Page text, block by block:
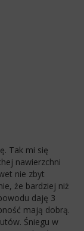
Tak mi się
nawierzchni
nie zbyt
że bardziej niż
daję 3
mają dobrą.
Śniegu w